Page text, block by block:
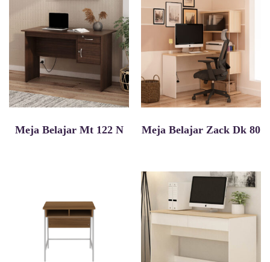
Meja Belajar Mt 122 N Meja Belajar Zack Dk 80